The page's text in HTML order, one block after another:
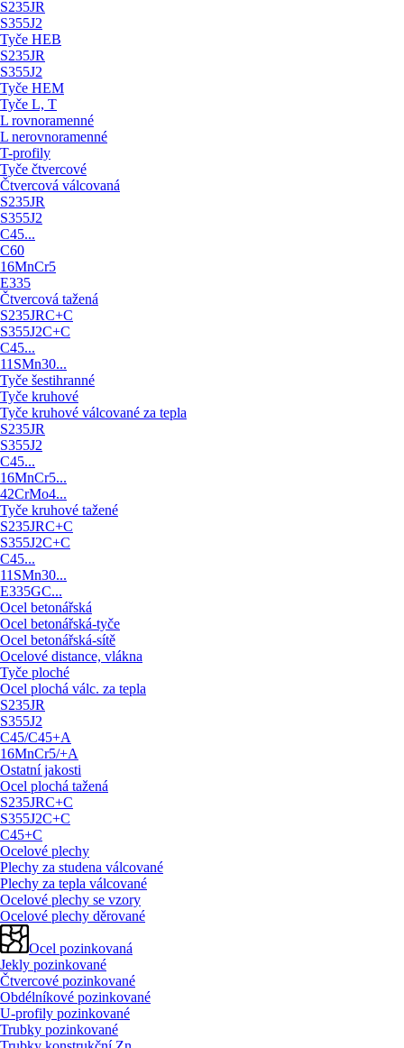
S235JR
S355J2
Tyče HEB
S235JR
S355J2
Tyče HEM
Tyče L, T
L rovnoramenné
L nerovnoramenné
T-profily
Tyče čtvercové
Čtvercová válcovaná
S235JR
S355J2
C45...
C60
16MnCr5
E335
Čtvercová tažená
S235JRC+C
S355J2C+C
C45...
11SMn30...
Tyče šestihranné
Tyče kruhové
Tyče kruhové válcované za tepla
S235JR
S355J2
C45...
16MnCr5...
42CrMo4...
Tyče kruhové tažené
S235JRC+C
S355J2C+C
C45...
11SMn30...
E335GC...
Ocel betonářská
Ocel betonářská-tyče
Ocel betonářská-sítě
Ocelové distance, vlákna
Tyče ploché
Ocel plochá válc. za tepla
S235JR
S355J2
C45/C45+A
16MnCr5/+A
Ostatní jakosti
Ocel plochá tažená
S235JRC+C
S355J2C+C
C45+C
Ocelové plechy
Plechy za studena válcované
Plechy za tepla válcované
Ocelové plechy se vzory
Ocelové plechy děrované
Ocel pozinkovaná
Jekly pozinkované
Čtvercové pozinkované
Obdélníkové pozinkované
U-profily pozinkované
Trubky pozinkované